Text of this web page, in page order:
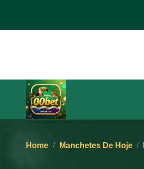
o
Home / Manchetes De Hoje /